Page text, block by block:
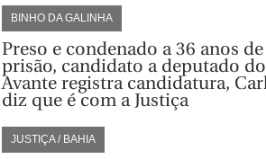
BINHO DA GALINHA
Preso e condenado a 36 anos de
prisão, candidato a deputado do
Avante registra candidatura,
diz que é com a Justiça
JUSTIÇA / BAHIA